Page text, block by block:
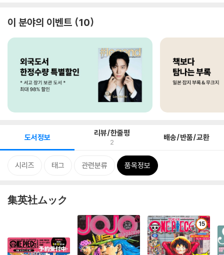
이 분야의 이벤트 10
도서정보 리뷰/한줄평
2 배송/반품/교환
시리즈 태그 관련분류 품목정보
集英社ムック
15